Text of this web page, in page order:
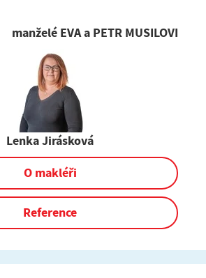
manželé EVA a PETR MUSILOVI
Lenka Jirásková
O makléři
Reference